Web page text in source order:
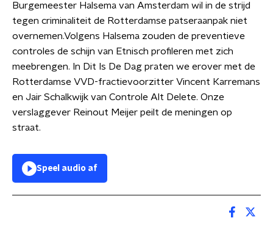
Burgemeester Halsema van Amsterdam wil in de strijd
tegen criminaliteit de Rotterdamse patseraanpak niet
overnemen.Volgens Halsema zouden de preventieve
controles de schijn van Etnisch profileren met zich
meebrengen. In Dit Is De Dag praten we erover met de
Rotterdamse VVD-fractievoorzitter Vincent Karremans
en Jair Schalkwijk van Controle Alt Delete. Onze
verslaggever Reinout Meijer peilt de meningen op
straat.
Speel audio af